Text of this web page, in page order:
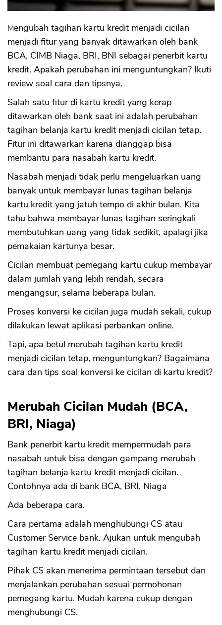
Mengubah tagihan kartu kredit menjadi cicilan
menjadi fitur yang banyak ditawarkan oleh bank
BCA, CIMB Niaga, BRI, BNI sebagai penerbit kartu
kredit. Apakah perubahan ini menguntungkan? Ikuti
review soal cara dan tipsnya.
Salah satu fitur di kartu kredit yang kerap
ditawarkan oleh bank saat ini adalah perubahan
tagihan belanja kartu kredit menjadi cicilan tetap.
Fitur ini ditawarkan karena dianggap bisa
membantu para nasabah kartu kredit.
Nasabah menjadi tidak perlu mengeluarkan uang
banyak untuk membayar lunas tagihan belanja
kartu kredit yang jatuh tempo di akhir bulan. Kita
tahu bahwa membayar lunas tagihan seringkali
membutuhkan uang yang tidak sedikit, apalagi jika
pemakaian kartunya besar.
Cicilan membuat pemegang kartu cukup membayar
dalam jumlah yang lebih rendah, secara
mengangsur, selama beberapa bulan.
Proses konversi ke cicilan juga mudah sekali, cukup
dilakukan lewat aplikasi perbankan online.
Tapi, apa betul merubah tagihan kartu kredit
menjadi cicilan tetap, menguntungkan? Bagaimana
cara dan tips soal konversi ke cicilan di kartu kredit?
Merubah Cicilan Mudah (BCA,
BRI, Niaga)
Bank penerbit kartu kredit mempermudah para
nasabah untuk bisa dengan gampang merubah
tagihan belanja kartu kredit menjadi cicilan.
Contohnya ada di bank BCA, BRI, Niaga
Ada beberapa cara.
Cara pertama adalah menghubungi CS atau
Customer Service bank. Ajukan untuk mengubah
tagihan kartu kredit menjadi cicilan.
Pihak CS akan menerima permintaan tersebut dan
menjalankan perubahan sesuai permohonan
pemegang kartu. Mudah karena cukup dengan
menghubungi CS.